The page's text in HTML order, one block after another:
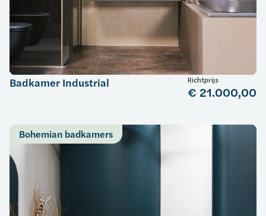
Badkamer Industrial Richtprijs
€ 21.000,00
Bohemian badkamers